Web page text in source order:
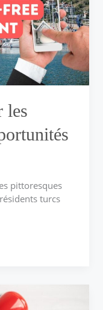
les
pittoresques
turcs